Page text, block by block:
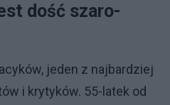
dość szaro-
jeden z najbardziej
i krytyków. 55-latek od